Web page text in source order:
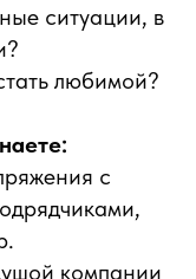
ситуации, в
любимой?
с
компании